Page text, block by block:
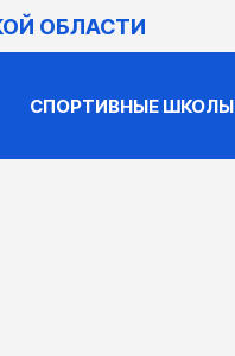
ОБЛАСТИ
СПОРТИВНЫЕ ШКОЛЫ